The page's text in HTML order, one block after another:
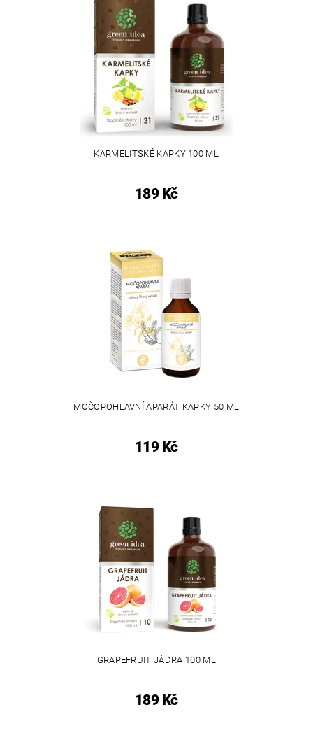
KARMELITSKÉ KAPKY 100 ML
189 Kč
MOČOPOHLAVNÍ APARÁT KAPKY 50 ML
119 Kč
GRAPEFRUIT JÁDRA 100 ML
189 Kč